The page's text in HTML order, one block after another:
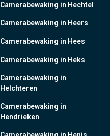
Camerabewaking in Hechtel
Camerabewaking in Heers
Camerabewaking in Hees
Camerabewaking in Heks
Camerabewaking in
Helchteren
Camerabewaking in
Hendrieken